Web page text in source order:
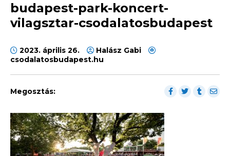
budapest-park-koncert-
vilagsztar-csodalatosbudapest
2023. április 26.
Halász Gabi
csodalatosbudapest.hu
Megosztás: